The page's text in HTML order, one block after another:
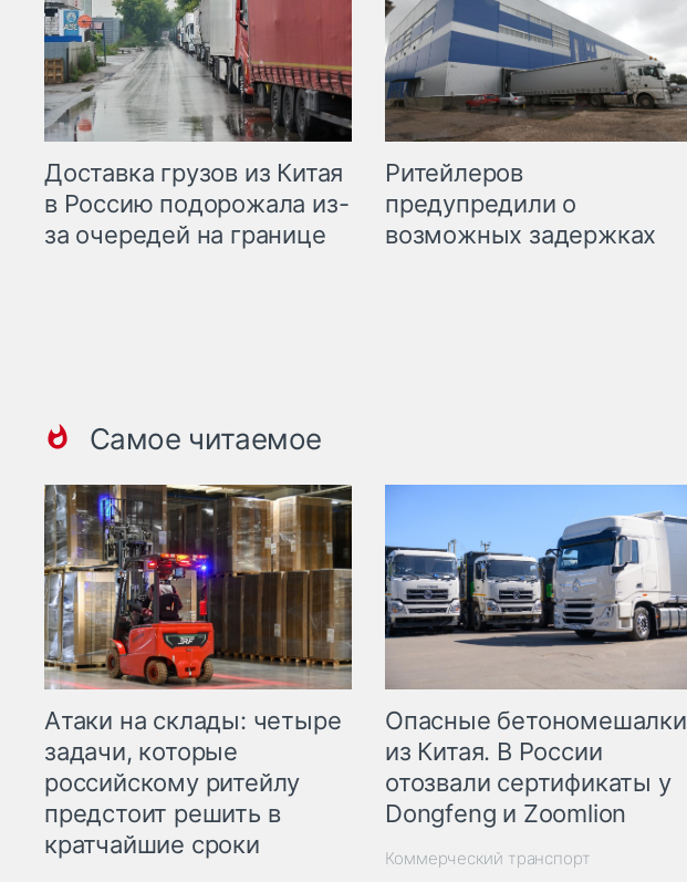
Доставка грузов из Китая
в Россию подорожала из-
за очередей на границе
Ритейлеров
предупредили о
возможных задержках
Самое читаемое
Атаки на склады: четыре
задачи, которые
российскому ритейлу
предстоит решить в
кратчайшие сроки
Опасные бетономешалки
из Китая. В России
отозвали сертификаты у
Dongfeng и Zoomlion
Коммерческий транспорт